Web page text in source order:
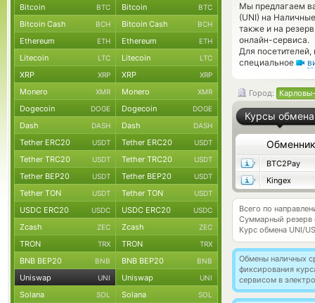
Мы предлагаем
(UNI) на
также и на
онлайн-сервиса.
Для
специальное
Город:
Курсы обмена
Обменник
BTC2Pay
Kingex
Всего по
Суммарный резерв
Курс обмена UNI/
Обмены наличных
фиксирования
сервисом в
Bitcoin BTC Bitcoin BTC
Bitcoin Cash BCH Bitcoin Cash BCH
Ethereum ETH Ethereum ETH
Litecoin LTC Litecoin LTC
XRP XRP XRP XRP
Monero XMR Monero XMR
Dogecoin DOGE Dogecoin DOGE
Dash DASH Dash DASH
Tether ERC20 USDT Tether ERC20 USDT
Tether TRC20 USDT Tether TRC20 USDT
Tether BEP20 USDT Tether BEP20 USDT
Tether TON USDT Tether TON USDT
USDC ERC20 USDC USDC ERC20 USDC
Zcash ZEC Zcash ZEC
TRON TRX TRON TRX
BNB BEP20 BNB BNB BEP20 BNB
Uniswap UNI Uniswap UNI
Solana SOL Solana SOL